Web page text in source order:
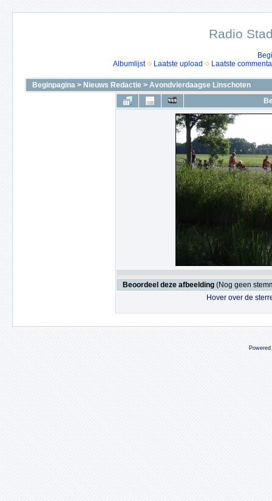
Radio
Albumlijst
Laatste upload Laatste
Beginpagina > Nieuws Redactie > Avondvierdaagse Linschoten
Beoordeel deze afbeelding (Nog geen
Hover over de